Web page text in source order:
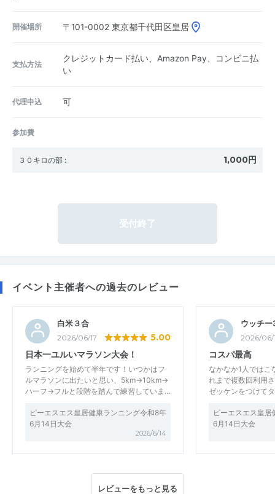
開催場所 〒101-0002 東京都千代田区皇居
支払方法
クレジットカード払い、Amazon Pay、コンビニ払
い
代理申込 可
参加費
３０キロの部 : 1,000円
受付終了
イベント主催者への過去のレビュー
白米３合
2026/06/17 5.00
日本一ユルいマラソン大会！
ランニングを始めて半年です！いつかはフ
ルマラソンに出たいと思い、5km→10km→
ハーフ→フルと段階を踏んで練習していま…
ピーエスエス皇居健康ランニング令和8年
6月14日大会
2026/6/14
ウッチ
2026/06/
コスパ最高
なかなか1人ではこ
れまで複数回利用
ゼッケンをつけて
ピーエスエス皇
6月14日大会
レビューをもっと見る